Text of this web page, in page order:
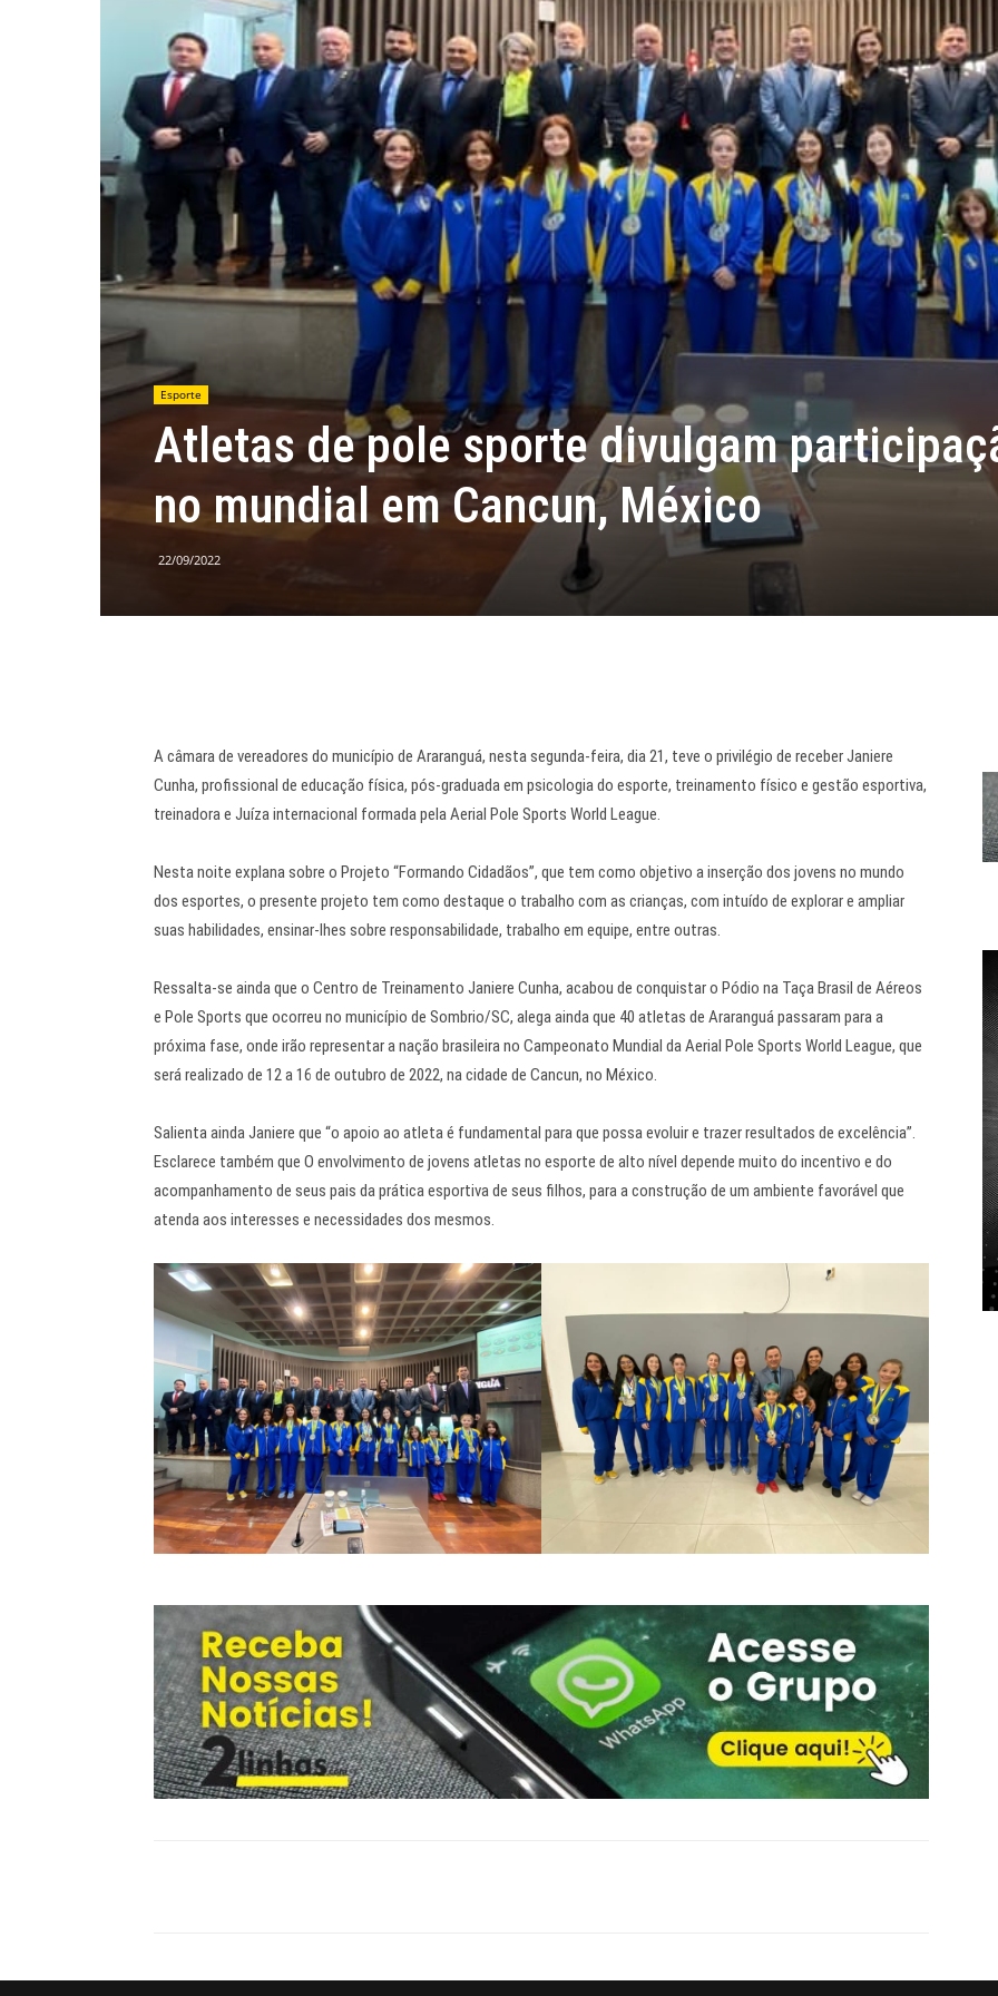
Esporte
Atletas de pole sporte divulgam
no mundial em Cancun, México
22/09/2022
A câmara de vereadores do município de Araranguá, nesta segunda-feira, dia 21, teve o privilégio de receber Janiere
Cunha, profissional de educação física, pós-graduada em psicologia do esporte, treinamento físico e gestão esportiva,
treinadora e Juíza internacional formada pela Aerial Pole Sports World League.
Nesta noite explana sobre o Projeto “Formando Cidadãos”, que tem como objetivo a inserção dos jovens no mundo
dos esportes, o presente projeto tem como destaque o trabalho com as crianças, com intuído de explorar e ampliar
suas habilidades, ensinar-lhes sobre responsabilidade, trabalho em equipe, entre outras.
Ressalta-se ainda que o Centro de Treinamento Janiere Cunha, acabou de conquistar o Pódio na Taça Brasil de Aéreos
e Pole Sports que ocorreu no município de Sombrio/SC, alega ainda que 40 atletas de Araranguá passaram para a
próxima fase, onde irão representar a nação brasileira no Campeonato Mundial da Aerial Pole Sports World League, que
será realizado de 12 a 16 de outubro de 2022, na cidade de Cancun, no México.
Salienta ainda Janiere que “o apoio ao atleta é fundamental para que possa evoluir e trazer resultados de excelência”.
Esclarece também que O envolvimento de jovens atletas no esporte de alto nível depende muito do incentivo e do
acompanhamento de seus pais da prática esportiva de seus filhos, para a construção de um ambiente favorável que
atenda aos interesses e necessidades dos mesmos.